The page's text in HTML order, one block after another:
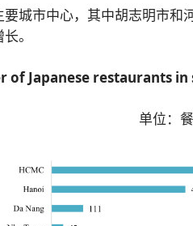
城市中心，其中胡志明市
。
of Japanese restaurants
单位：